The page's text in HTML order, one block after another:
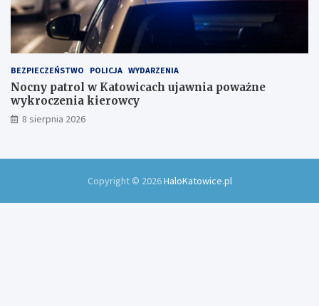
BEZPIECZEŃSTWO POLICJA WYDARZENIA
Nocny patrol w Katowicach ujawnia poważne
wykroczenia kierowcy
8 sierpnia 2026
Copyright © 2026HaloKatowice.pl